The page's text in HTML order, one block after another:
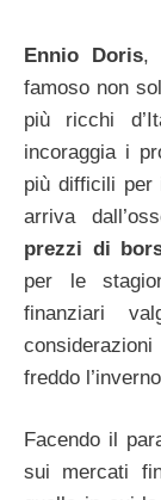
Ennio Doris,
famoso non
più ricchi
incoraggia i
più difficili per
arriva
prezzi di
per le
finanziari
freddo
Facendo il
sui mercati